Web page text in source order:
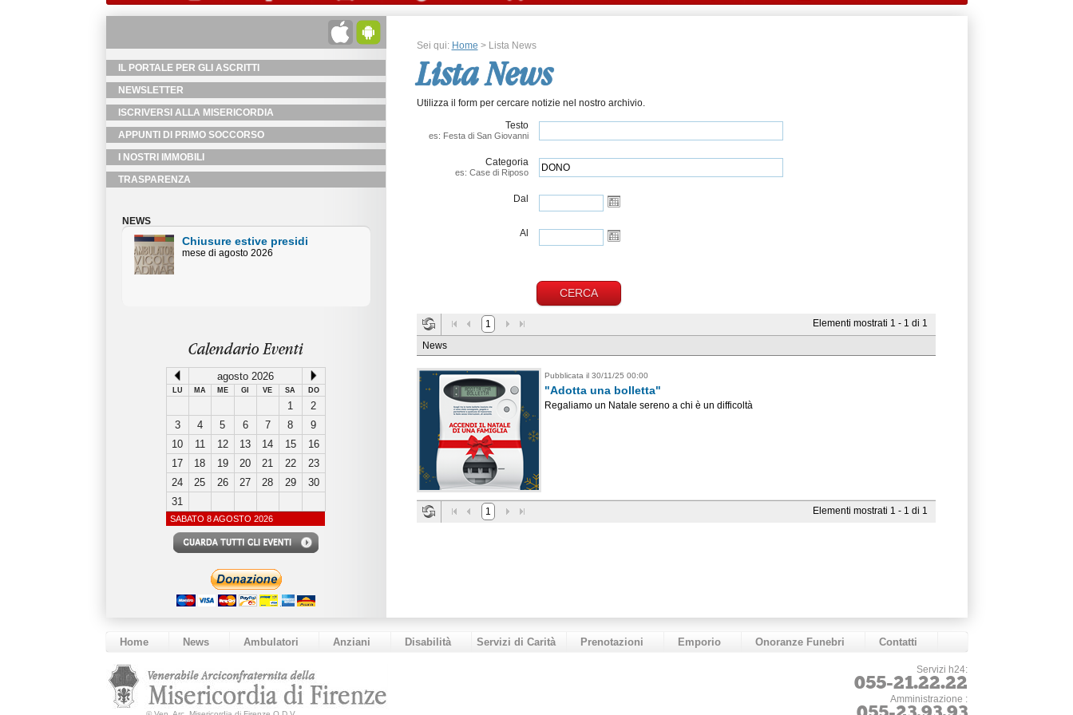
IL PORTALE PER GLI ASCRITTI
NEWSLETTER
ISCRIVERSI ALLA MISERICORDIA
APPUNTI DI PRIMO SOCCORSO
I NOSTRI IMMOBILI
TRASPARENZA
NEWS
Chiusure estive Uffici
Amministativi
Calendario Eventi
agosto 2026
LU MA ME GI VE SA DO
1
2
3
4 5 6 7 8
9
10
11 12 13 14 15
16
17
18 19 20 21 22
23
24
25 26 27 28 29
30
31
SABATO 8 AGOSTO 2026
Sei qui: Home > Lista News
Lista News
Utilizza il form per cercare notizie nel nostro archivio.
Testo
es: Festa di San Giovanni
Categoria
es: Case di Riposo
Dal
Al
1
Elementi mostrati 1 - 1 di 1
News
Pubblicata il 30/11/25 00:00
"Adotta una bolletta"
Regaliamo un Natale sereno a chi è un difficoltà
1 Elementi mostrati 1 - 1 di 1
Home News Ambulatori Anziani Disabilità Servizi di Carità Prenotazioni Emporio Onoranze Funebri Contatti
Servizi h24:
055-21.22.22
Amministrazione :